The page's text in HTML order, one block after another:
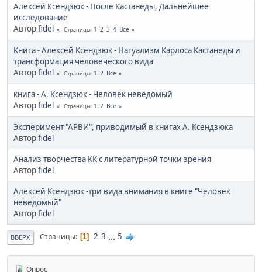
Алексей Ксендзюк - После Кастанеды, Дальнейшее
исследование
Авторfidel Страницы 1 2 3 4 Все
Книга - Алексей Ксендзюк - Нагуализм Карлоса Кастанеды и
трансформация человеческого вида
Авторfidel Страницы 1 2 Все
книга - А. Ксендзюк - Человек неведомый
Авторfidel Страницы 1 2 Все
Экcперимент "АРВИ", приводимый в книгах А. Ксендзюка
Авторfidel
Анализ творчества КК с литературной точки зрения
Авторfidel
Алексей Ксендзюк -три вида внимания в книге "Человек
неведомый"
Авторfidel
ВВЕРХ Страницы 1 2 3 ... 5
Опрос